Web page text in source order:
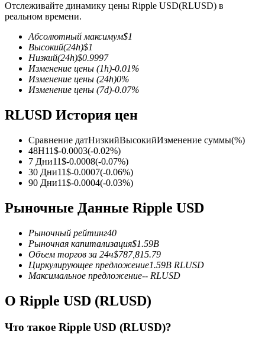
Криптовалютные фьючерсы
TradFi
Деривативы на акции, форекс, драгоценные металлы и
сырьевые товары
USDC фьючерсы
Фьючерсы с использованием USDC в качестве
обеспечения
Отслеживайте динамику цены Ripple USD(RLUSD) в
реальном времени.
Абсолютный максимум$1
Высокий(24h)$1
Низкий(24h)$0.9997
Изменение цены (1h)-0.01%
Изменение цены (24h)0%
Изменение цены (7d)-0.07%
RLUSD История цен
Сравнение датНизкийВысокийИзменение суммы(%)
48H11$-0.0003(-0.02%)
7 Дни11$-0.0008(-0.07%)
30 Дни11$-0.0007(-0.06%)
90 Дни11$-0.0004(-0.03%)
Рыночные Данные Ripple USD
Рыночный рейтинг40
Рыночная капитализация$1.59B
Объем торгов за 24ч$787,815.79
Циркулирующее предложение1.59B RLUSD
Максимальное предложение-- RLUSD
О Ripple USD (RLUSD)
Что такое Ripple USD (RLUSD)?